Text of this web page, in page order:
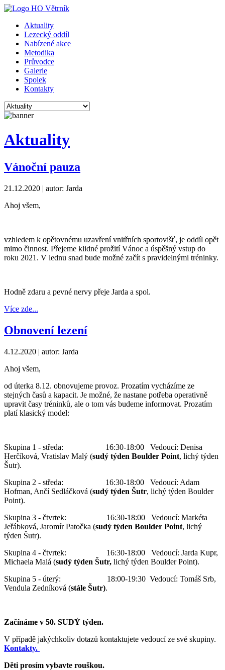
Aktuality
Lezecký oddíl
Nabízené akce
Metodika
Průvodce
Galerie
Spolek
Kontakty
Aktuality
Vánoční pauza
21.12.2020 | autor: Jarda
Ahoj všem,
vzhledem k opětovnému uzavření vnitřních sportovišť, je oddíl opět
mimo činnost. Přejeme klidné prožití Vánoc a úspěšný vstup do
roku 2021. V lednu snad bude možné začít s pravidelnými tréninky.
Hodně zdaru a pevné nervy přeje Jarda a spol.
Více zde...
Obnovení lezení
4.12.2020 | autor: Jarda
Ahoj všem,
od úterka 8.12. obnovujeme provoz. Prozatím vycházíme ze
stejných časů a kapacit. Je možné, že nastane potřeba operativně
upravit časy tréninků, ale o tom vás budeme informovat. Prozatím
platí klasický model:
Skupina 1 - středa: 16:30-18:00 Vedoucí: Denisa
Herčíková, Vratislav Malý (sudý týden Boulder Point, lichý týden
Šutr).
Skupina 2 - středa: 16:30-18:00 Vedoucí: Adam
Hofman, Ančí Sedláčková (sudý týden Šutr, lichý týden Boulder
Point).
Skupina 3 - čtvrtek: 16:30-18:00 Vedoucí: Markéta
Jeřábková, Jaromír Patočka (sudý týden Boulder Point, lichý
týden Šutr).
Skupina 4 - čtvrtek: 16:30-18:00 Vedoucí: Jarda Kupr,
Michaela Malá (sudý týden Šutr, lichý týden Boulder Point).
Skupina 5 - úterý: 18:00-19:30 Vedoucí: Tomáš Srb,
Vendula Zedníková (stále Šutr).
Začínáme v 50. SUDÝ týden.
V případě jakýchkoliv dotazů kontaktujete vedoucí ze své skupiny.
Kontakty.
Děti prosím vybavte rouškou.